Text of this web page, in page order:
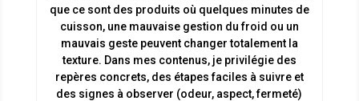
que ce sont des produits où quelques minutes de
cuisson, une mauvaise gestion du froid ou un
mauvais geste peuvent changer totalement la
texture. Dans mes contenus, je privilégie des
repères concrets, des étapes faciles à suivre et
des signes à observer (odeur, aspect, fermeté)